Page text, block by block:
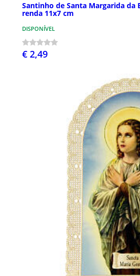
Santinho de Santa Margarida da
renda 11x7 cm
DISPONÍVEL
€ 2,49